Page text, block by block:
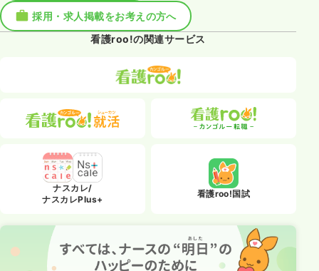
採用・求人掲載をお考えの方へ
看護roo!の関連サービス
ナスカレ/
ナスカレPlus+
看護roo!国試